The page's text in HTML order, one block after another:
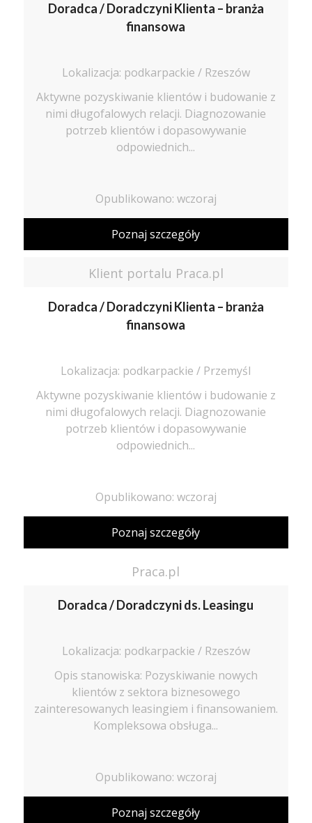
Doradca / Doradczyni Klienta – branża
finansowa
Lokalizacja: podkarpackie / Rzeszów
Aktywne pozyskiwanie klientów i budowanie z
nimi długofalowych relacji. Diagnozowanie
potrzeb klientów i dopasowywanie
odpowiednich...
Opublikowano: wczoraj
Poznaj szczegóły
Klient portalu Praca.pl
Doradca / Doradczyni Klienta – branża
finansowa
Lokalizacja: podkarpackie / Przemyśl
Aktywne pozyskiwanie klientów i budowanie z
nimi długofalowych relacji. Diagnozowanie
potrzeb klientów i dopasowywanie
odpowiednich...
Opublikowano: wczoraj
Poznaj szczegóły
Praca.pl
Doradca / Doradczyni ds. Leasingu
Lokalizacja: podkarpackie / Rzeszów
Opis stanowiska: Pozyskiwanie nowych
klientów z sektora biznesowego
zainteresowanych leasingiem i finansowaniem.
Kompleksowa obsługa...
Opublikowano: wczoraj
Poznaj szczegóły